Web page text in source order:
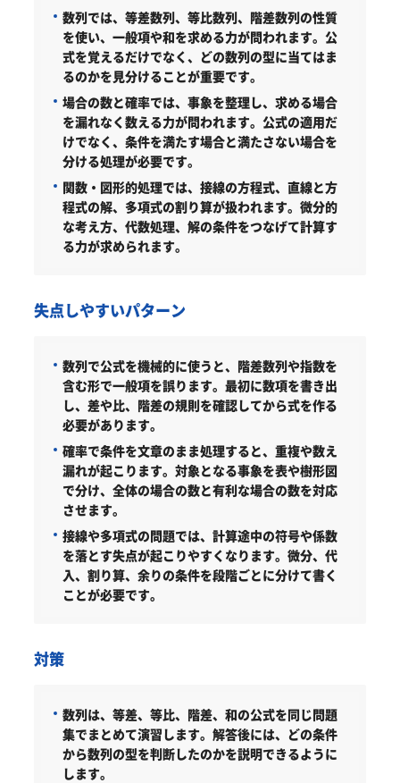
数列では、等差数列、等比数列、階差数列の性質
を使い、一般項や和を求める力が問われます。公
式を覚えるだけでなく、どの数列の型に当てはま
るのかを見分けることが重要です。
場合の数と確率では、事象を整理し、求める場合
を漏れなく数える力が問われます。公式の適用だ
けでなく、条件を満たす場合と満たさない場合を
分ける処理が必要です。
関数・図形的処理では、接線の方程式、直線と方
程式の解、多項式の割り算が扱われます。微分的
な考え方、代数処理、解の条件をつなげて計算す
る力が求められます。
失点しやすいパターン
数列で公式を機械的に使うと、階差数列や指数を
含む形で一般項を誤ります。最初に数項を書き出
し、差や比、階差の規則を確認してから式を作る
必要があります。
確率で条件を文章のまま処理すると、重複や数え
漏れが起こります。対象となる事象を表や樹形図
で分け、全体の場合の数と有利な場合の数を対応
させます。
接線や多項式の問題では、計算途中の符号や係数
を落とす失点が起こりやすくなります。微分、代
入、割り算、余りの条件を段階ごとに分けて書く
ことが必要です。
対策
数列は、等差、等比、階差、和の公式を同じ問題
集でまとめて演習します。解答後には、どの条件
から数列の型を判断したのかを説明できるように
します。